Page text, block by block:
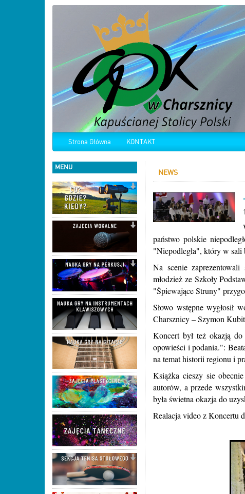
Strona Główna KONTAKT
MENU
NEWS
państwo polskie
"Niepodległa", który w sali
Na scenie
młodzież ze Szkoły
"Śpiewające Struny"
Słowo wstępne
Charsznicy – Szymon
Koncert był też okazją
opowieści i podania.":
na temat historii regionu i
Książka cieszy sie
autorów, a przede
była świetna okazja do
Realacja video z Koncertu